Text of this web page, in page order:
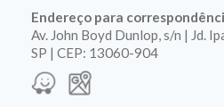
Endereço para
Av. John Boyd Dunlop, s/n | Jd.
SP | CEP: 13060-904